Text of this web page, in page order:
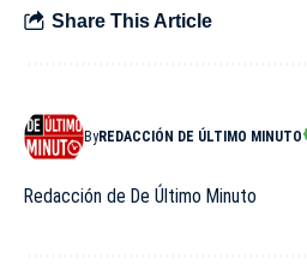
Share This Article
ByREDACCIÓN DE ÚLTIMO MINUTO
Redacción de De Último Minuto